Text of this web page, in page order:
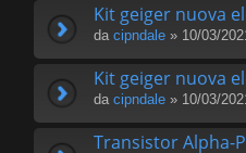
Kit geiger nuova
da cipndale » 10/03/
Kit geiger nuova
da cipndale » 10/03/
Transistor Alpha-